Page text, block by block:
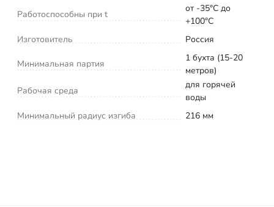
Работоспособны при t
от -35°С до
+100°С
Изготовитель
Россия
Минимальная партия
1 бухта (15-20
метров)
Рабочая среда
для горячей
воды
Минимальный радиус изгиба
216 мм